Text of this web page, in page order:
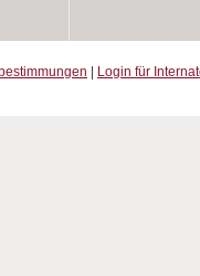
Login für